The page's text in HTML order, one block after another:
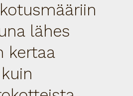
lähes
kertaa